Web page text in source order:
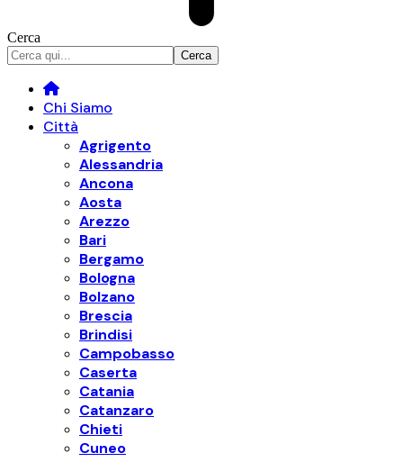
Cerca
Chi Siamo
Città
Agrigento
Alessandria
Ancona
Aosta
Arezzo
Bari
Bergamo
Bologna
Bolzano
Brescia
Brindisi
Campobasso
Caserta
Catania
Catanzaro
Chieti
Cuneo